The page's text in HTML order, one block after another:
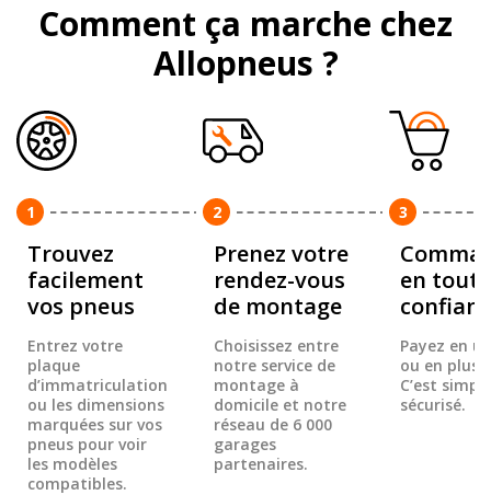
Comment ça marche chez
Allopneus ?
1
Trouvez
facilement
vos pneus
Entrez votre
plaque
d’immatriculation
ou les dimensions
marquées sur vos
pneus pour voir
les modèles
compatibles.
2
Prenez votre
rendez-vous
de montage
Choisissez entre
notre service de
montage à
domicile et notre
réseau de 6 000
garages
partenaires.
3
en toute
Payez en
ou en
C’est
sécurisé.